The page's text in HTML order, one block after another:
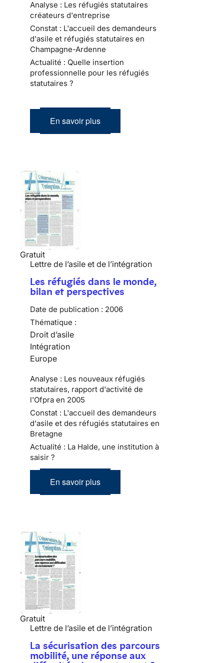
Analyse : Les réfugiés statutaires
créateurs d'entreprise
Constat : L'accueil des demandeurs
d'asile et réfugiés statutaires en
Champagne-Ardenne
Actualité : Quelle insertion
professionnelle pour les réfugiés
statutaires ?
En savoir plus
Gratuit
Lettre de l’asile et de l’intégration
Les réfugiés dans le monde,
bilan et perspectives
Date de publication : 2006
Thématique :
Droit d’asile
Intégration
Europe
Analyse : Les nouveaux réfugiés
statutaires, rapport d'activité de
l'Ofpra en 2005
Constat : L'accueil des demandeurs
d'asile et des réfugiés statutaires en
Bretagne
Actualité : La Halde, une institution à
saisir ?
En savoir plus
Gratuit
Lettre de l’asile et de l’intégration
La sécurisation des parcours
mobilité, une réponse aux